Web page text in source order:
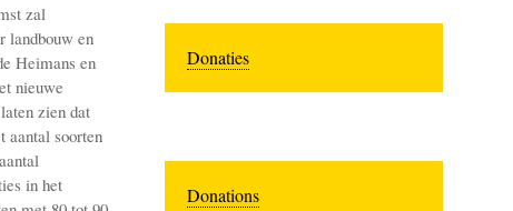
zal
landbouw en
Heimans en
nieuwe
zien dat
aantal soorten
in het
Donaties
Donations